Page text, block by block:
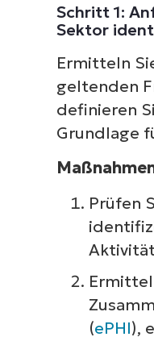
Schritt 1:
Sektor
Ermitteln
geltenden
definieren
Grundlage
Prüfen
(ePHI),